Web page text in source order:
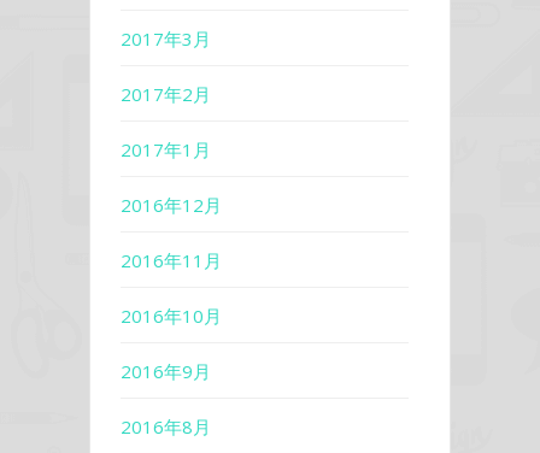
2017年3月
2017年2月
2017年1月
2016年12月
2016年11月
2016年10月
2016年9月
2016年8月